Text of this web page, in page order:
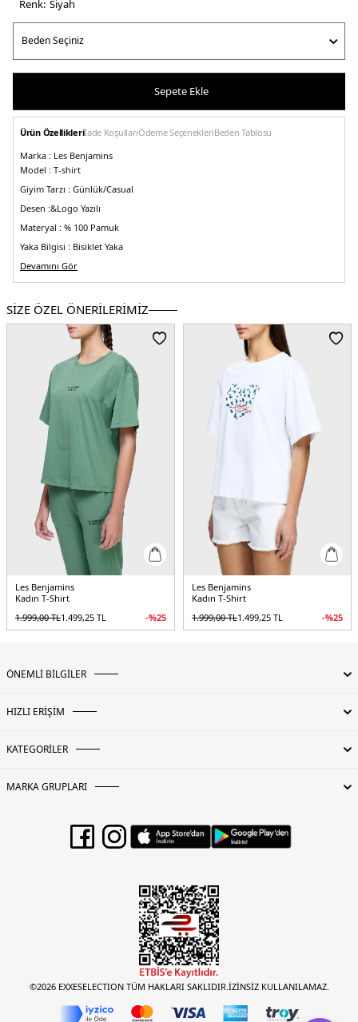
Renk: si̇yah
Sepete Ekle
Ürün Özellikleriİade KoşullarıÖdeme SeçenekleriBeden Tablosu
Marka : Les Benjamins
Model : T-shirt
Giyim Tarzı : Günlük/Casual
Desen :&Logo Yazılı
Materyal : % 100 Pamuk
Yaka Bilgisi : Bisiklet Yaka
Kol Bilgisi :Kısa Kol
Kalıp Bilgisi :Relaxed Fit
Üretim Yeri :Türkiye
Devamını Gör
SİZE ÖZEL ÖNERİLERİMİZ
Les Benjamins
Kadın T-Shirt
1.999,00TL1.499,25 TL -%25
Les Benjamins
Kadın T-Shirt
1.999,00TL1.499,25 TL -%25
ÖNEMLİ BİLGİLER
HIZLI ERİŞİM
KATEGORİLER
MARKA GRUPLARI
©2026 EXXESELECTION TÜM HAKLARI SAKLIDIR.İZİNSİZ KULLANILAMAZ.